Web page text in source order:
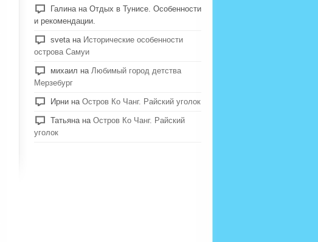
Галина на Отдых в Тунисе. Особенности
и рекомендации.
sveta на Исторические особенности
острова Самуи
михаил на Любимый город детства
Мерзебург
Ирни на Остров Ко Чанг. Райский уголок
Татьяна на Остров Ко Чанг. Райский
уголок